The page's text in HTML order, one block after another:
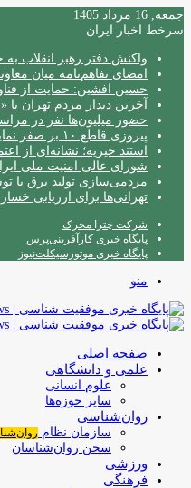
جمعه, 16 مرداد 1405
سرخط اخبار ایران
واکنش دفتر رهبر انقلاب
امضای تفاهم‌نامه میان
حسین افشین: حمایت از
آخرین دیدار مردم تهران
حضور میلیون‌ها نفر در
پیروزی قاطع ۱۰ بر صفر نمایندگان «ایران» مقابل «آمریکا» در ربوکاپ ۲۰۲۶
استند خیریه؛ نشانه‌ای از
شورای عالی امنیت ملی
مردمی‌سازی تولید برق با
تهرانی‌ها برای ارزیابی
شرکت چترا محرک
پایگاه خبری کارآفرینی‌پرس
پایگاه خبری موتورسیکلت‌نیوز
منو
صفحه اصلی
علمی و دانشگاهی
علوم انسانی
سایر حوزه‌ها
روان‌شناسی
سازمان نظام
سخن روان‌شناسان
ورزشی
فرهنگی